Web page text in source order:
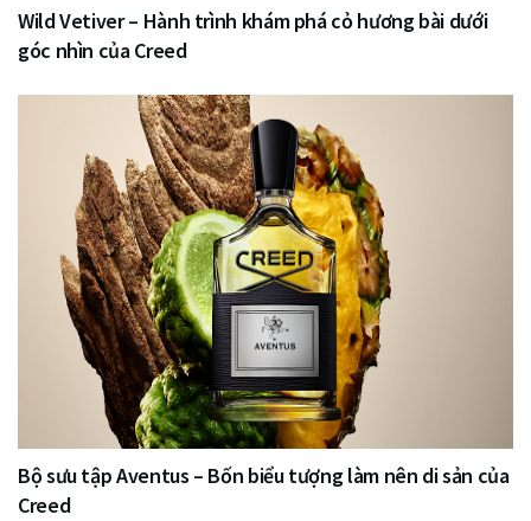
Wild Vetiver – Hành trình khám phá cỏ hương bài dưới
góc nhìn của Creed
Bộ sưu tập Aventus – Bốn biểu tượng làm nên di sản của
Creed